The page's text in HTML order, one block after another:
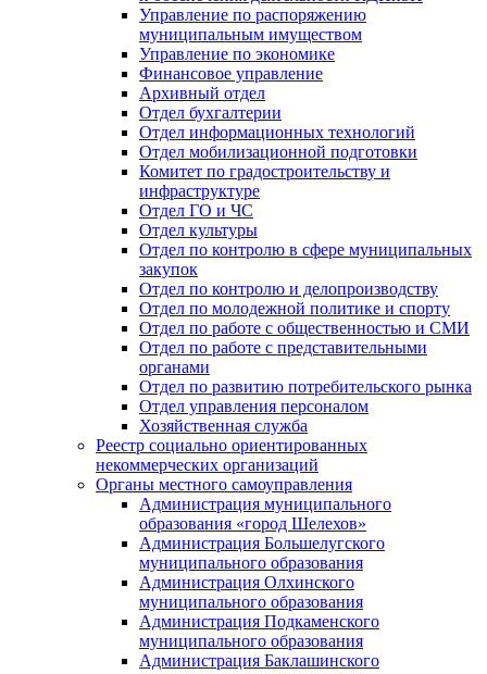
Управление по распоряжению
муниципальным имуществом
Управление по экономике
Финансовое управление
Архивный отдел
Отдел бухгалтерии
Отдел информационных технологий
Отдел мобилизационной подготовки
Комитет по градостроительству и
инфраструктуре
Отдел ГО и ЧС
Отдел культуры
Отдел по контролю в сфере муниципальных
закупок
Отдел по контролю и делопроизводству
Отдел по молодежной политике и спорту
Отдел по работе с общественностью и СМИ
Отдел по работе с представительными
органами
Отдел по развитию потребительского рынка
Отдел управления персоналом
Хозяйственная служба
Реестр социально ориентированных
некоммерческих организаций
Органы местного самоуправления
Администрация муниципального
образования «город Шелехов»
Администрация Большелугского
муниципального образования
Администрация Олхинского
муниципального образования
Администрация Подкаменского
муниципального образования
Администрация Баклашинского